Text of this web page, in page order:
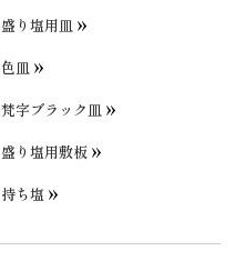
盛り塩用皿
色皿
梵字ブラック皿
盛り塩用敷板
持ち塩